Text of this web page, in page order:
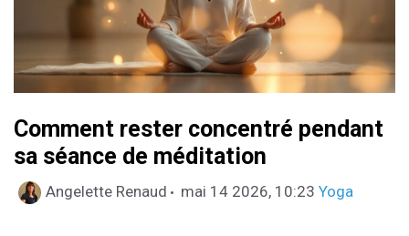
Comment rester concentré pendant
sa séance de méditation
Angelette Renaud mai 14 2026, 10:23 Catégories
Yoga